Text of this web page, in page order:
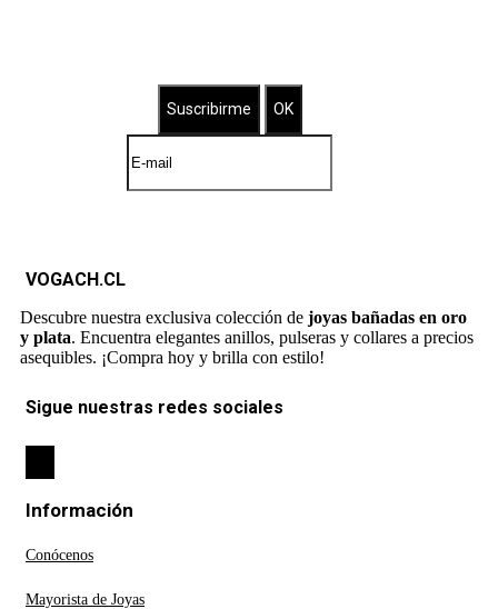
VOGACH.CL
Descubre nuestra exclusiva colección de joyas bañadas en oro
y plata. Encuentra elegantes anillos, pulseras y collares a precios
asequibles. ¡Compra hoy y brilla con estilo!
Sigue nuestras redes sociales
Información
Conócenos
Mayorista de Joyas